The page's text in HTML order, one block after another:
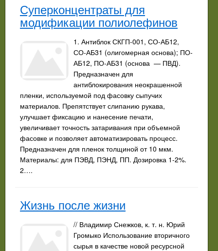
Суперконцентраты для
модификации полиолефинов
1. Антиблок СКГП-001, СО-АБ12,
СО-АБ31 (олигомерная основа); ПО-
АБ12, ПО-АБ31 (основа — ПВД).
Предназначен для
антиблокирования неокрашенной
пленки, используемой под фасовку сыпучих
материалов. Препятствует слипанию рукава,
улучшает фиксацию и нанесение печати,
увеличивает точность затаривания при объемной
фасовке и позволяет автоматизировать процесс.
Предназначен для пленок толщиной от 10 мкм.
Материалы: для ПЭВД, ПЭНД, ПП. Дозировка 1-2%.
2….
Жизнь после жизни
// Владимир Снежков, к. т. н. Юрий
Громыко Использование вторичного
сырья в качестве новой ресурсной